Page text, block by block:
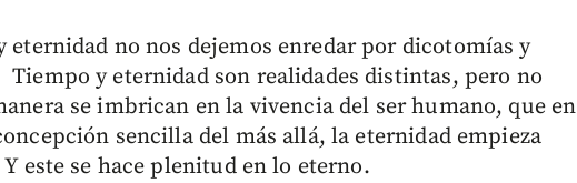
eternidad no nos dejemos enredar por dicotomías y
y eternidad son realidades distintas, pero no
se imbrican en la vivencia del ser humano, que en
sencilla del más allá, la eternidad empieza
este se hace plenitud en lo eterno.